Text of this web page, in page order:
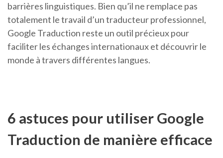
barrières linguistiques. Bien qu’il ne remplace pas
totalement le travail d’un traducteur professionnel,
Google Traduction reste un outil précieux pour
faciliter les échanges internationaux et découvrir le
monde à travers différentes langues.
6 astuces pour utiliser Google
Traduction de manière efficace